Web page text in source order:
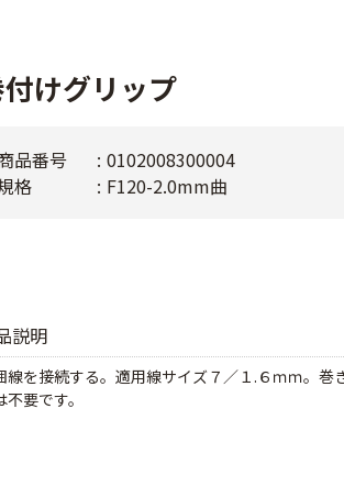
けグリップ
説明
線を接続する。適用線サイズ７／１.６ｍｍ。
不要です。
品番号
0102008300004
格
F120-2.0mm曲